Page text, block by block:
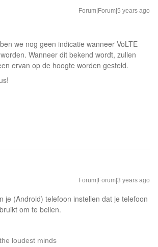
Forum|Forum|5 years ago
we nog geen indicatie wanneer VoLTE
Wanneer dit bekend wordt, zullen
ervan op de hoogte worden gesteld.
Forum|Forum|3 years ago
je (Android) telefoon instellen dat je telefoon
om te bellen.
loudest minds